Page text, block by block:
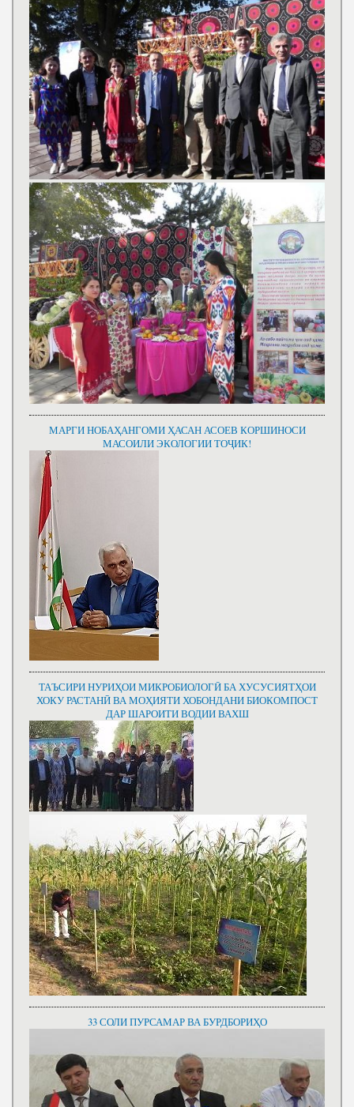
МАРГИ НОБАҲАНГОМИ ҲАСАН АСОЕВ КОРШИНОСИ
МАСОИЛИ ЭКОЛОГИИ ТОҶИК!
ТАЪСИРИ НУРИҲОИ МИКРОБИОЛОГӢ БА ХУСУСИЯТҲОИ
ХОКУ РАСТАНӢ ВА МОҲИЯТИ ХОБОНДАНИ БИОКОМПОСТ
ДАР ШАРОИТИ ВОДИИ ВАХШ
33 СОЛИ ПУРСАМАР ВА БУРДБОРИҲО